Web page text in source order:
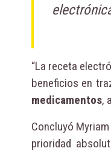
“La receta
beneficios en
medicamentos,
Concluyó
prioridad